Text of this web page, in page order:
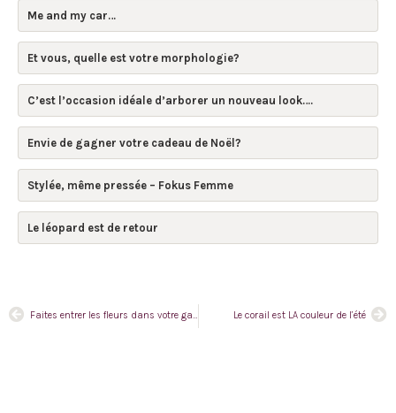
Me and my car…
Et vous, quelle est votre morphologie?
C’est l’occasion idéale d’arborer un nouveau look….
Envie de gagner votre cadeau de Noël?
Stylée, même pressée – Fokus Femme
Le léopard est de retour
Faites entrer les fleurs dans votre garde robe Le corail est LA couleur de l’été